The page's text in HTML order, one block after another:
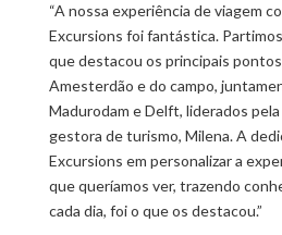
“A nossa experiência de viagem
Excursions foi fantástica.
que destacou os principais
Amesterdão e do campo,
Madurodam e Delft, liderados
gestora de turismo, Milena. A
Excursions em personalizar a
que queríamos ver, trazendo
cada dia, foi o que os destacou.”